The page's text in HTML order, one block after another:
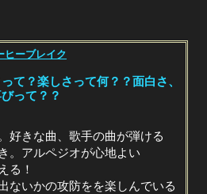
ヒーブレイク
て？楽しさって何？？面白さ、
って？？
好きな曲、歌手の曲が弾ける
。アルペジオが心地よい
る！
ないかの攻防をを楽しんでいる